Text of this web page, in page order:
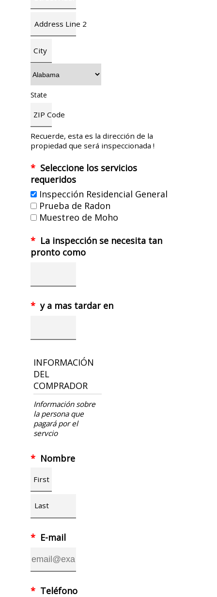
Address Line 2
City
State
ZIP Code
Recuerde, esta es la dirección de la
propiedad que será inspeccionada !
* Seleccione los servicios
requeridos
Inspección Residencial General
Prueba de Radon
Muestreo de Moho
* La inspección se necesita tan
pronto como
* y a mas tardar en
INFORMACIÓN
DEL
COMPRADOR
Información sobre
la persona que
pagará por el
servcio
* Nombre
First
Last
* E-mail
* Teléfono